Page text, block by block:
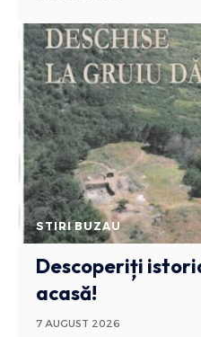
STIRI BUZAU
Descoperiți
acasă!
7 AUGUST 2026